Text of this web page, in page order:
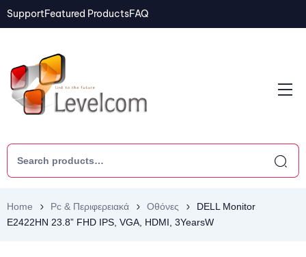
SupportFeatured ProductsFAQ
Home Pc & Περιφερειακά Οθόνες
DELL Monitor
E2422HN 23.8” FHD IPS, VGA, HDMI, 3YearsW